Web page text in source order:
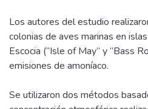
Los autores del estudio
colonias de aves marinas en
Escocia (“Isle of May” y “Bass
emisiones de amoníaco.
Se utilizaron dos métodos